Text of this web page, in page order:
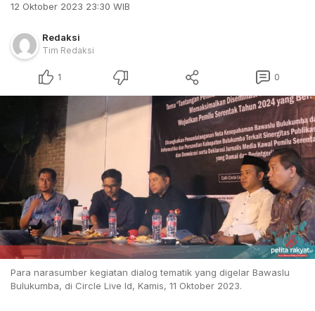
12 Oktober 2023 23:30 WIB
Redaksi
Tim Redaksi
1 0
Para narasumber kegiatan dialog tematik yang digelar Bawaslu
Bulukumba, di Circle Live Id, Kamis, 11 Oktober 2023.